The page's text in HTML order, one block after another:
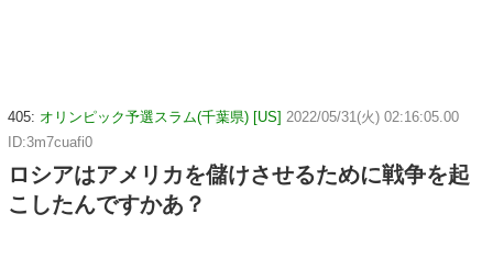
405: オリンピック予選スラム(千葉県) [US] 2022/05/31(火) 02:16:05.00
ID:3m7cuafi0
ロシアはアメリカを儲けさせるために戦争を起
こしたんですかあ？